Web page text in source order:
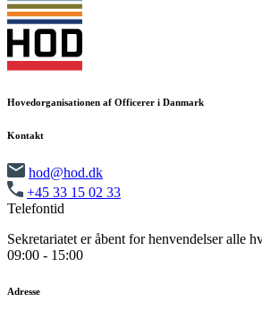
Hovedorganisationen af Officerer i Danmark
Kontakt
hod@hod.dk
+45 33 15 02 33
Telefontid
Sekretariatet er åbent for henvendelser alle
09:00 - 15:00
Adresse